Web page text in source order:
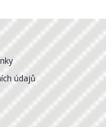
údajů